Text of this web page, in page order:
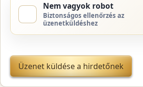
Nem vagyok robot
Biztonságos ellenőrzés az
üzenetküldéshez
Üzenet küldése a hirdetőnek